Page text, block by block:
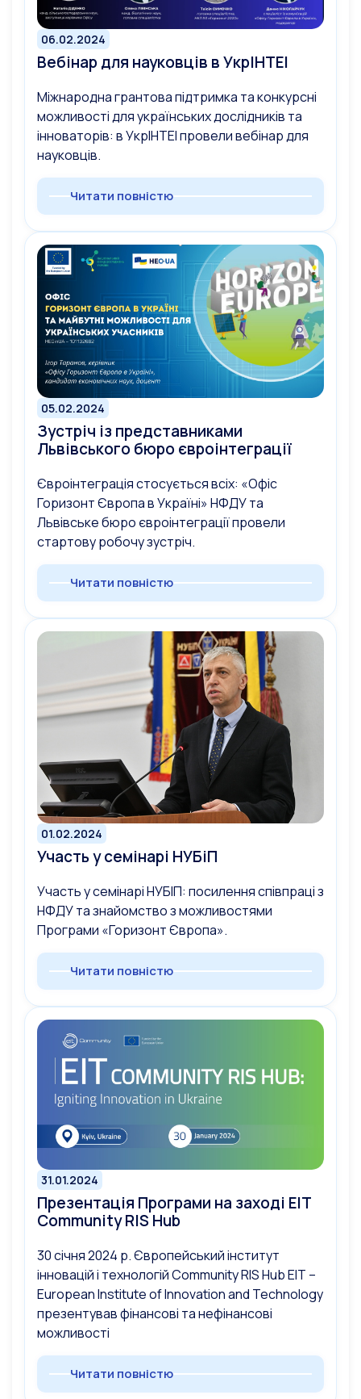
06.02.2024
Вебінар для науковців в УкрІНТЕІ
Міжнародна грантова підтримка та конкурсні
можливості для українських дослідників та
інноваторів: в УкрІНТЕІ провели вебінар для
науковців.
Читати повністю
05.02.2024
Зустріч із представниками
Львівського бюро євроінтеграції
Євроінтеграція стосується всіх: «Офіс
Горизонт Європа в Україні» НФДУ та
Львівське бюро євроінтеграції провели
стартову робочу зустріч.
Читати повністю
01.02.2024
Участь у семінарі НУБіП
Участь у семінарі НУБІП: посилення співпраці з
НФДУ та знайомство з можливостями
Програми «Горизонт Європа».
Читати повністю
31.01.2024
Презентація Програми на заході EIT
Сommunity RIS Hub
30 січня 2024 р. Європейський інститут
інновацій і технологій Сommunity RIS Hub EIT –
European Institute of Innovation and Technology
презентував фінансові та нефінансові
можливості
Читати повністю